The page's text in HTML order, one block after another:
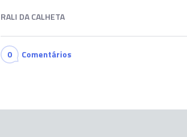
RALI DA CALHETA
0 Comentários